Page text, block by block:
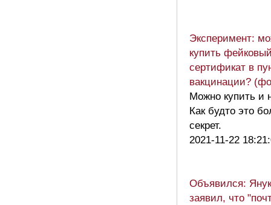
Эксперимент:
купить
сертификат в
вакцинации?
Можно купить и
Как будто это
секрет.
2021-11-22
Объявился:
заявил, что